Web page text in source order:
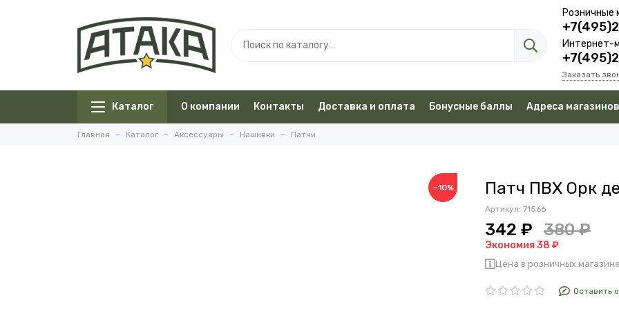
Розничные
Интернет-
Заказать
Каталог О компании Контакты Доставка и оплата Бонусные баллы Адреса магазинов
Главная Каталог Аксессуары Нашивки Патчи
−10% Патч ПВХ Орк
Артикул: 71566
342 ₽ 380 ₽
Экономия 38 ₽
Цена в розничных
Оставить